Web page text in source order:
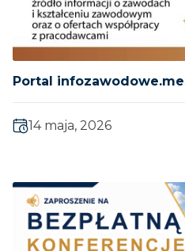
Portal
14 maja, 2026